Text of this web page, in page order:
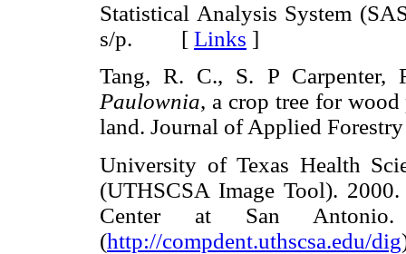
Statistical Analysis System
s/p. [ Links ]
Tang, R. C., S. P Carpenter,
Paulownia, a crop tree for
land. Journal of Applied
University of Texas Health
(UTHSCSA Image Tool).
Center at San
(http://compdent.uthscsa.edu/dig